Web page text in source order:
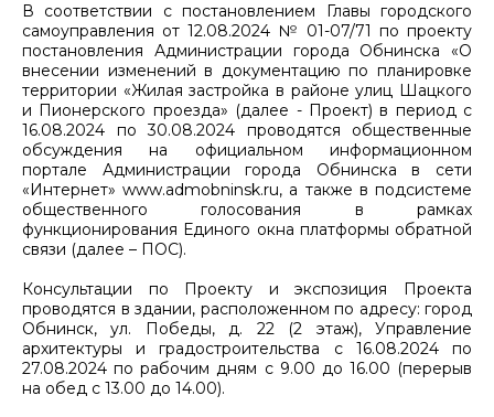
В соответствии с постановлением Главы городского
самоуправления от 12.08.2024 № 01-07/71 по проекту
постановления Администрации города Обнинска «О
внесении изменений в документацию по планировке
территории «Жилая застройка в районе улиц Шацкого
и Пионерского проезда» (далее - Проект) в период с
16.08.2024 по 30.08.2024 проводятся общественные
обсуждения на официальном информационном
портале Администрации города Обнинска в сети
«Интернет» www.admobninsk.ru, а также в подсистеме
общественного голосования в рамках
функционирования Единого окна платформы обратной
связи (далее – ПОС).
Консультации по Проекту и экспозиция Проекта
проводятся в здании, расположенном по адресу: город
Обнинск, ул. Победы, д. 22 (2 этаж), Управление
архитектуры и градостроительства с 16.08.2024 по
27.08.2024 по рабочим дням с 9.00 до 16.00 (перерыв
на обед с 13.00 до 14.00).